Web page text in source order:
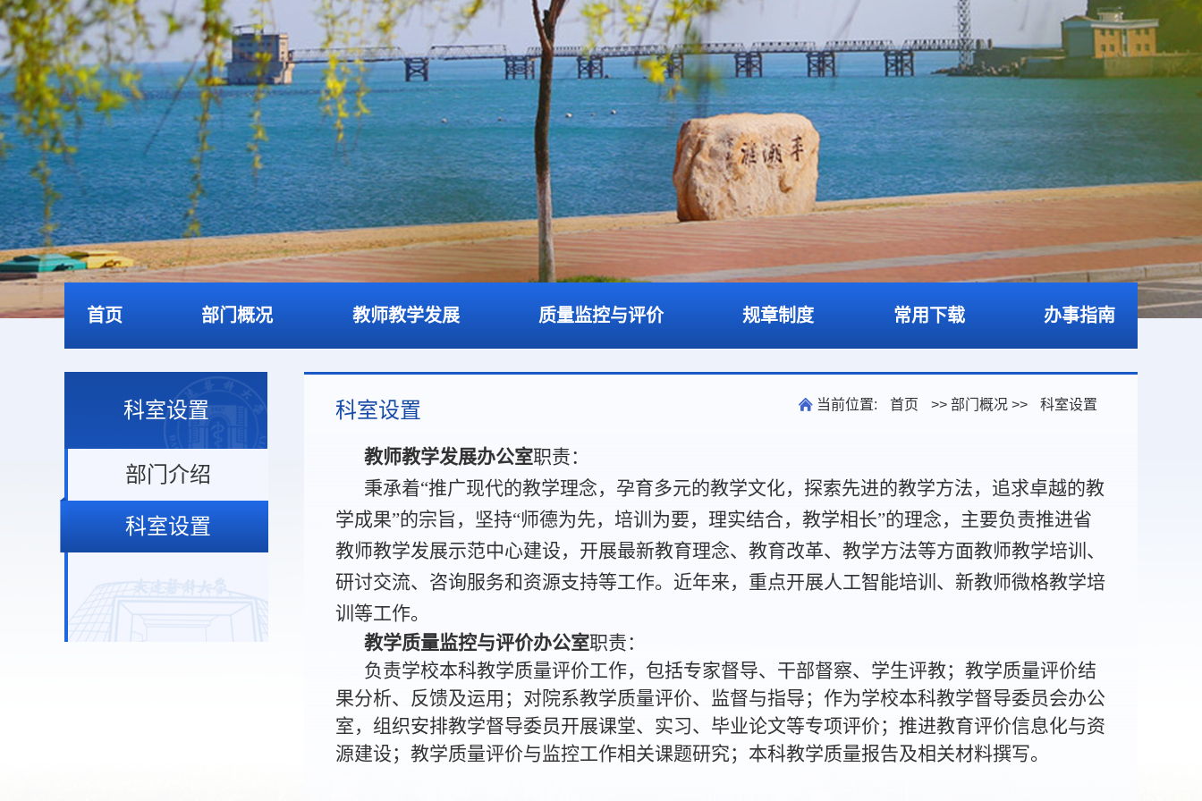
首页 部门概况 教师教学发展 质量监控与评价 规章制度 常用下载 办事指南
科室设置
部门介绍
科室设置
科室设置 当前位置: 首页 >> 部门概况 >> 科室设置
教师教学发展办公室职责：
秉承着“推广现代的教学理念，孕育多元的教学文化，探索先进的教学方法，追求卓越的教
学成果”的宗旨，坚持“师德为先，培训为要，理实结合，教学相长”的理念，主要负责推进省
教师教学发展示范中心建设，开展最新教育理念、教育改革、教学方法等方面教师教学培训、
研讨交流、咨询服务和资源支持等工作。近年来，重点开展人工智能培训、新教师微格教学培
训等工作。
教学质量监控与评价办公室职责：
负责学校本科教学质量评价工作，包括专家督导、干部督察、学生评教；教学质量评价结
果分析、反馈及运用；对院系教学质量评价、监督与指导；作为学校本科教学督导委员会办公
室，组织安排教学督导委员开展课堂、实习、毕业论文等专项评价；推进教育评价信息化与资
源建设；教学质量评价与监控工作相关课题研究；本科教学质量报告及相关材料撰写。